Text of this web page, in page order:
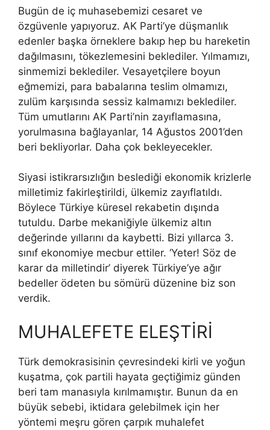
Bugün de iç muhasebemizi cesaret ve
özgüvenle yapıyoruz. AK Parti’ye düşmanlık
edenler başka örneklere bakıp hep bu hareketin
dağılmasını, tökezlemesini beklediler. Yılmamızı,
sinmemizi beklediler. Vesayetçilere boyun
eğmemizi, para babalarına teslim olmamızı,
zulüm karşısında sessiz kalmamızı beklediler.
Tüm umutlarını AK Parti’nin zayıflamasına,
yorulmasına bağlayanlar, 14 Ağustos 2001’den
beri bekliyorlar. Daha çok bekleyecekler.
Siyasi istikrarsızlığın beslediği ekonomik krizlerle
milletimiz fakirleştirildi, ülkemiz zayıflatıldı.
Böylece Türkiye küresel rekabetin dışında
tutuldu. Darbe mekaniğiyle ülkemiz altın
değerinde yıllarını da kaybetti. Bizi yıllarca 3.
sınıf ekonomiye mecbur ettiler. ‘Yeter! Söz de
karar da milletindir’ diyerek Türkiye’ye ağır
bedeller ödeten bu sömürü düzenine biz son
verdik.
MUHALEFETE ELEŞTİRİ
Türk demokrasisinin çevresindeki kirli ve yoğun
kuşatma, çok partili hayata geçtiğimiz günden
beri tam manasıyla kırılmamıştır. Bunun da en
büyük sebebi, iktidara gelebilmek için her
yöntemi meşru gören çarpık muhalefet